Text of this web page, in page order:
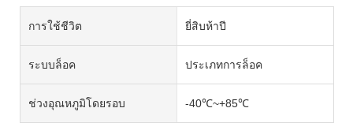
การใช้ชีวิต ยี่สิบห้าปี
ระบบล็อค ประเภทการล็อค
ช่วงอุณหภูมิโดยรอบ -40℃~+85℃